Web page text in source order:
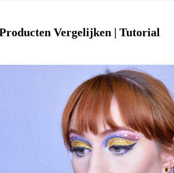
Vergelijken | Tutorial